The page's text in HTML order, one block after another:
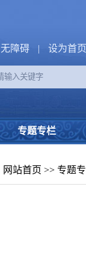
无障碍 | 设为首页
专题专栏
网站首页 >> 专题